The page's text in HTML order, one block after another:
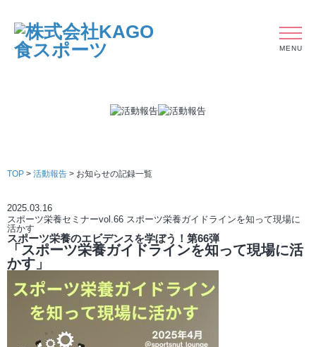
MENU
TOP > 活動報告 > お知らせの記録一覧
2025.03.16
スポーツ栄養セミナーvol.66 スポーツ栄養ガイドラインを知って現場に
活かす
スポーツ栄養のエビデンスを学ぼう！第66弾
「スポーツ栄養ガイドラインを知って現場に活
かす」